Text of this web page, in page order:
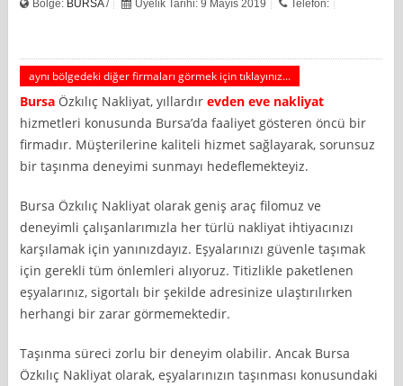
Bölge: BURSA/ Üyelik Tarihi: 9 Mayıs 2019 Telefon:
aynı bölgedeki diğer firmaları görmek için tıklayınız...
Bursa Özkılıç Nakliyat, yıllardırevden eve nakliyat
hizmetleri konusunda Bursa’da faaliyet gösteren öncü bir
firmadır. Müşterilerine kaliteli hizmet sağlayarak, sorunsuz
bir taşınma deneyimi sunmayı hedeflemekteyiz.
Bursa Özkılıç Nakliyat olarak geniş araç filomuz ve
deneyimli çalışanlarımızla her türlü nakliyat ihtiyacınızı
karşılamak için yanınızdayız. Eşyalarınızı güvenle taşımak
için gerekli tüm önlemleri alıyoruz. Titizlikle paketlenen
eşyalarınız, sigortalı bir şekilde adresinize ulaştırılırken
herhangi bir zarar görmemektedir.
Taşınma süreci zorlu bir deneyim olabilir. Ancak Bursa
Özkılıç Nakliyat olarak, eşyalarınızın taşınması konusundaki